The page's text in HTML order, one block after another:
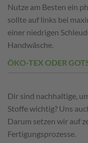
Nutze am Besten ein
sollte auf links bei
einer niedrigen
Handwäsche.
ÖKO-TEX ODER
Dir sind nachhaltige,
Stoffe wichtig? Uns
Darum setzen wir auf
Fertigungsprozesse.